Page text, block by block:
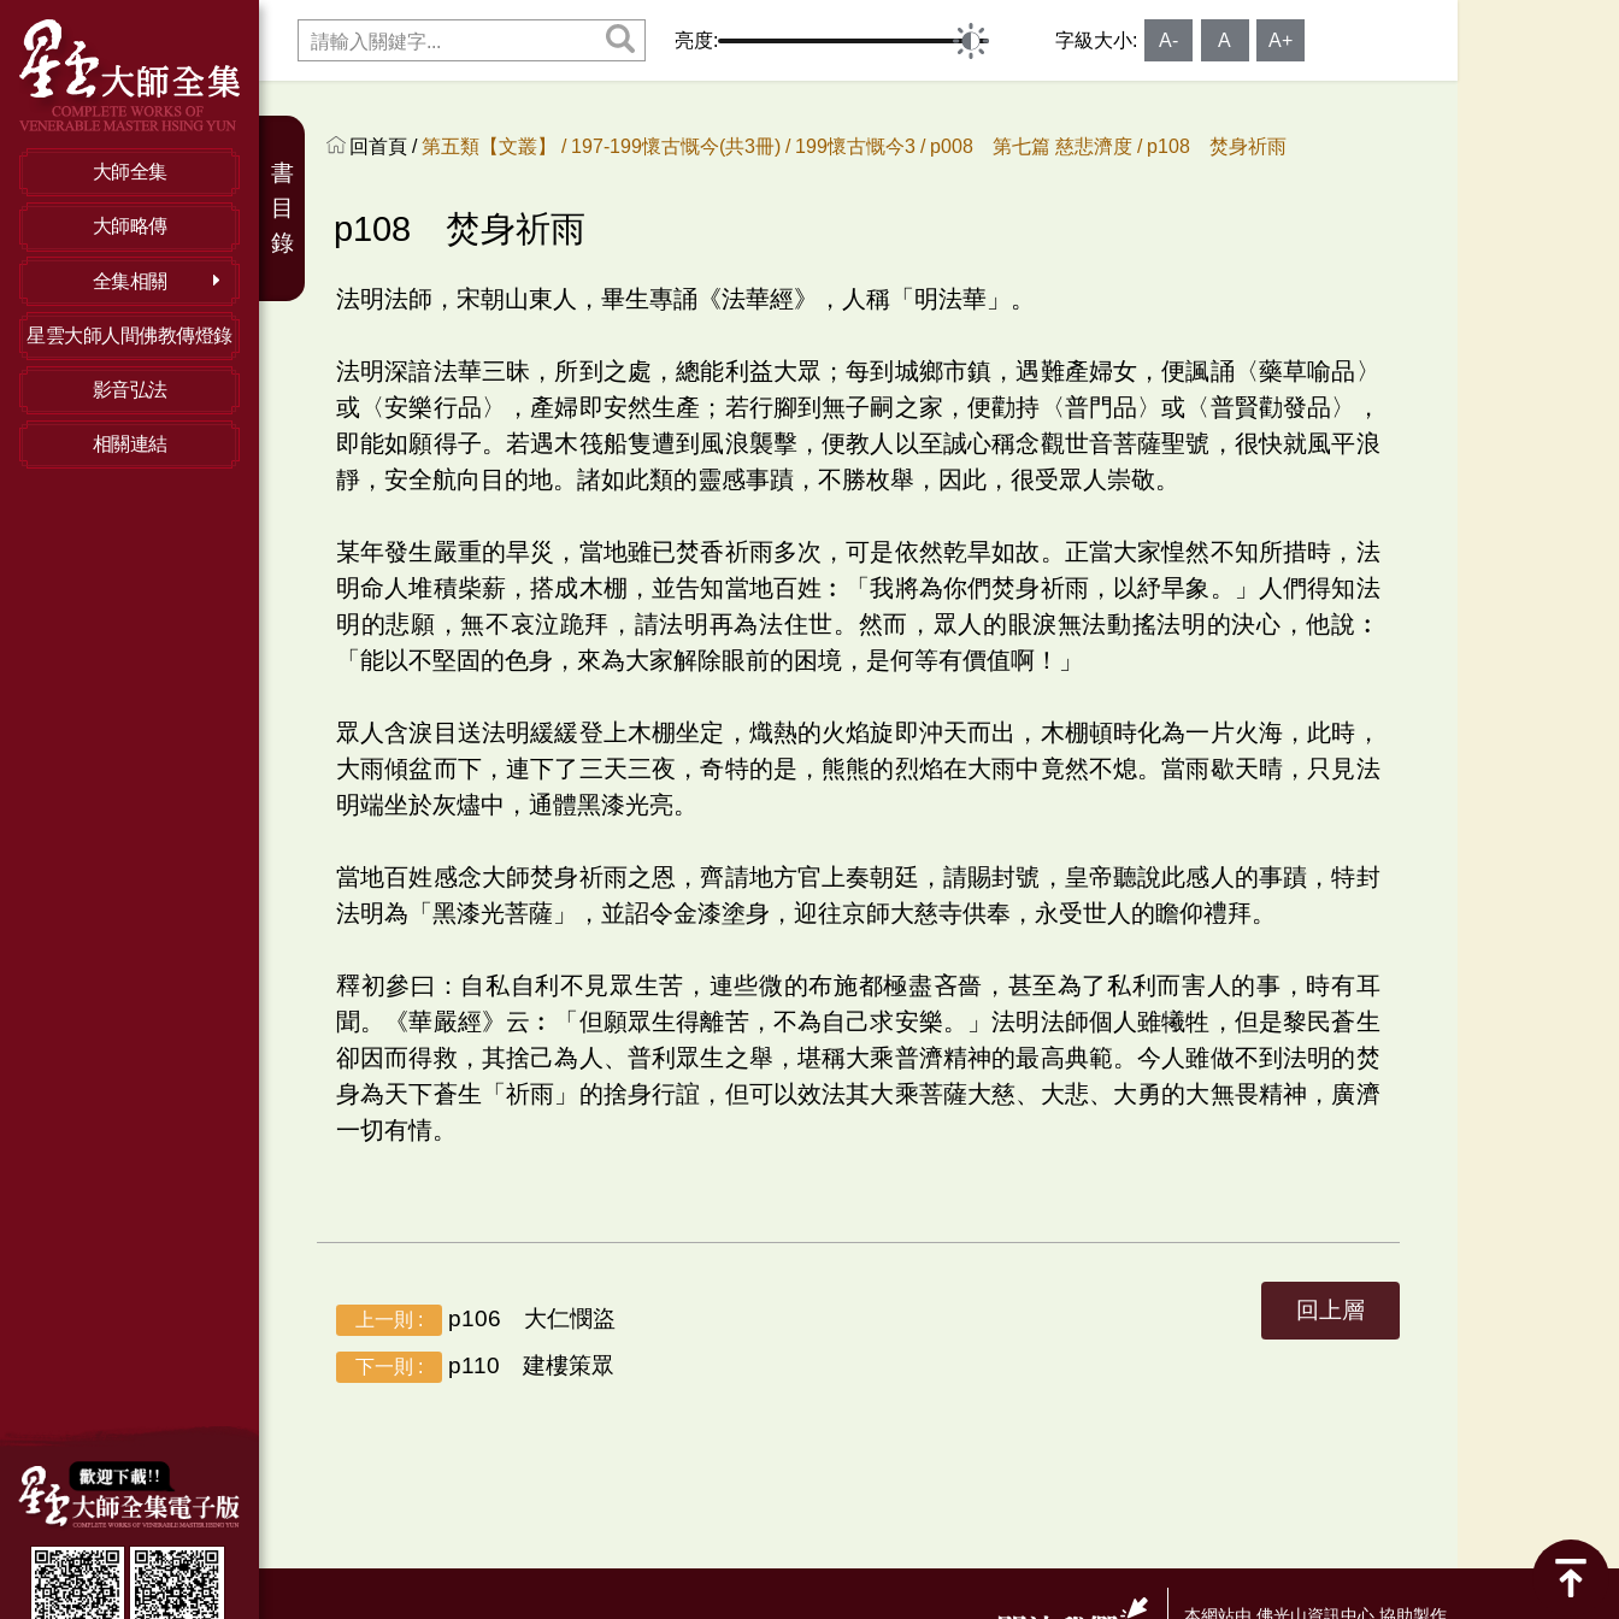
大師全集
大師略傳
全集相關
星雲大師人間佛教傳燈錄
影音弘法
相關連結
亮度: 字級大小: A- A A+
回首頁 /第五類【文叢】 / 197-199懷古慨今(共3冊) / 199懷古慨今3 / p008 第七篇 慈悲濟度 / p108 焚身祈雨
p108 焚身祈雨
法明法師，宋朝山東人，畢生專誦《法華經》，人稱「明法華」。
法明深諳法華三昧，所到之處，總能利益大眾；每到城鄉市鎮，遇難產婦女，便諷誦〈藥草喻品〉
或〈安樂行品〉，產婦即安然生產；若行腳到無子嗣之家，便勸持〈普門品〉或〈普賢勸發品〉，
即能如願得子。若遇木筏船隻遭到風浪襲擊，便教人以至誠心稱念觀世音菩薩聖號，很快就風平浪
靜，安全航向目的地。諸如此類的靈感事蹟，不勝枚舉，因此，很受眾人崇敬。
某年發生嚴重的旱災，當地雖已焚香祈雨多次，可是依然乾旱如故。正當大家惶然不知所措時，法
明命人堆積柴薪，搭成木棚，並告知當地百姓︰「我將為你們焚身祈雨，以紓旱象。」人們得知法
明的悲願，無不哀泣跪拜，請法明再為法住世。然而，眾人的眼淚無法動搖法明的決心，他說︰
「能以不堅固的色身，來為大家解除眼前的困境，是何等有價值啊！」
眾人含淚目送法明緩緩登上木棚坐定，熾熱的火焰旋即沖天而出，木棚頓時化為一片火海，此時，
大雨傾盆而下，連下了三天三夜，奇特的是，熊熊的烈焰在大雨中竟然不熄。當雨歇天晴，只見法
明端坐於灰燼中，通體黑漆光亮。
當地百姓感念大師焚身祈雨之恩，齊請地方官上奏朝廷，請賜封號，皇帝聽說此感人的事蹟，特封
法明為「黑漆光菩薩」，並詔令金漆塗身，迎往京師大慈寺供奉，永受世人的瞻仰禮拜。
釋初參曰：自私自利不見眾生苦，連些微的布施都極盡吝嗇，甚至為了私利而害人的事，時有耳
聞。《華嚴經》云︰「但願眾生得離苦，不為自己求安樂。」法明法師個人雖犧牲，但是黎民蒼生
卻因而得救，其捨己為人、普利眾生之舉，堪稱大乘普濟精神的最高典範。今人雖做不到法明的焚
身為天下蒼生「祈雨」的捨身行誼，但可以效法其大乘菩薩大慈、大悲、大勇的大無畏精神，廣濟
一切有情。
上一則 : p106 大仁憫盜
下一則 : p110 建樓策眾
回上層
書
目
錄